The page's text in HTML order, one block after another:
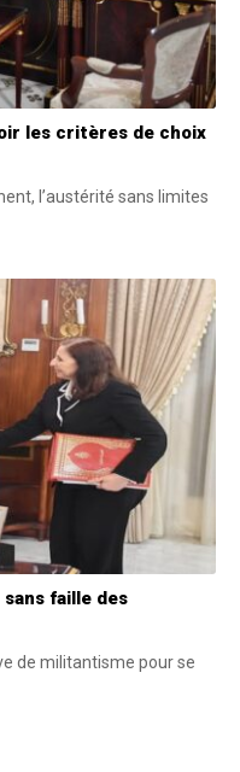
les critères de choix
l’austérité sans limites
faille des
de militantisme pour se